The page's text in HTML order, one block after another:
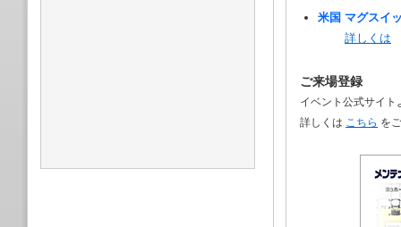
米国 マグスイ
詳しくは
ご来場登録
イベント公式サイ
詳しくは こちら を